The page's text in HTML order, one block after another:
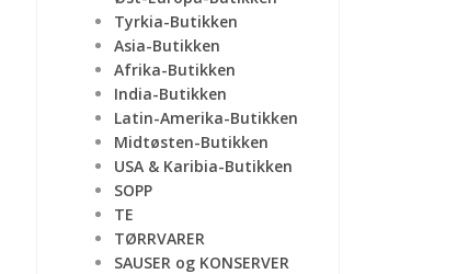
Tyrkia-Butikken
Asia-Butikken
Afrika-Butikken
India-Butikken
Latin-Amerika-Butikken
Midtøsten-Butikken
USA & Karibia-Butikken
SOPP
TE
TØRRVARER
SAUSER og KONSERVER